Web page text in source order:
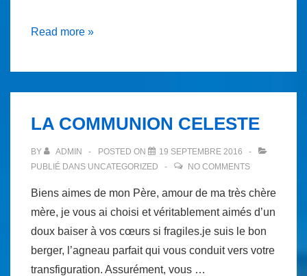
LA
TRINITÉ
Read more »
LA COMMUNION CELESTE
BY ADMIN POSTED ON
19 SEPTEMBRE 2016
PUBLIÉ DANS UNCATEGORIZED NO COMMENTS
Biens aimes de mon Père, amour de ma très chère
mère, je vous ai choisi et véritablement aimés d’un
doux baiser à vos cœurs si fragiles.je suis le bon
berger, l’agneau parfait qui vous conduit vers votre
transfiguration. Assurément, vous …